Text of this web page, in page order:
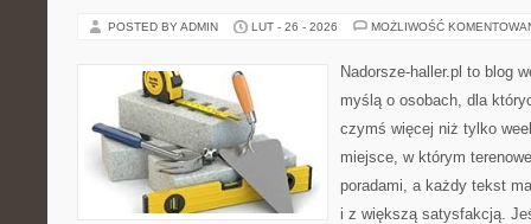
POSTED BY ADMIN LUT - 26 - 2026 MOŻLIWOŚĆ
Nadorsze-haller.pl to blog
myślą o osobach, dla
czymś więcej niż tylko
miejsce, w którym
poradami, a każdy tekst
i z większą satysfakcją.